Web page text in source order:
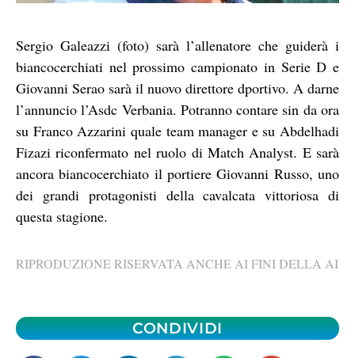
Sergio Galeazzi (foto) sarà l’allenatore che guiderà i
biancocerchiati nel prossimo campionato in Serie D e
Giovanni Serao sarà il nuovo direttore dportivo. A darne
l’annuncio l’Asdc Verbania. Potranno contare sin da ora
su Franco Azzarini quale team manager e su Abdelhadi
Fizazi riconfermato nel ruolo di Match Analyst. E sarà
ancora biancocerchiato il portiere Giovanni Russo, uno
dei grandi protagonisti della cavalcata vittoriosa di
questa stagione.
RIPRODUZIONE RISERVATA ANCHE AI FINI DELLA AI
CONDIVIDI